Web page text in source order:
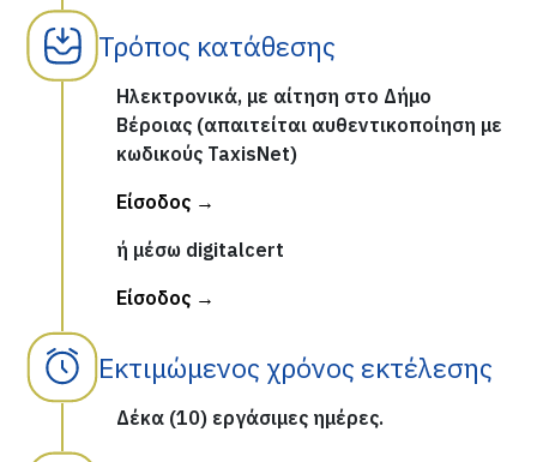
Τρόπος κατάθεσης
Ηλεκτρονικά, με αίτηση στο Δήμο
Βέροιας (απαιτείται αυθεντικοποίηση με
κωδικούς TaxisNet)
Είσοδος →
ή μέσω digitalcert
Είσοδος →
Εκτιμώμενος χρόνος εκτέλεσης
Δέκα (10) εργάσιμες ημέρες.